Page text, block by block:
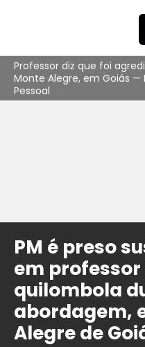
Professor diz que foi
Monte Alegre, em Goiás —
Pessoal
PM é preso
em
quilombola
abordagem,
Alegre de